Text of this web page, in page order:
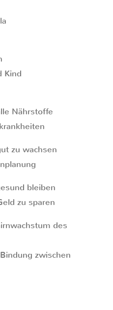
Kind
Nährstoffe
zu wachsen
bleiben
zu sparen
des
zwischen